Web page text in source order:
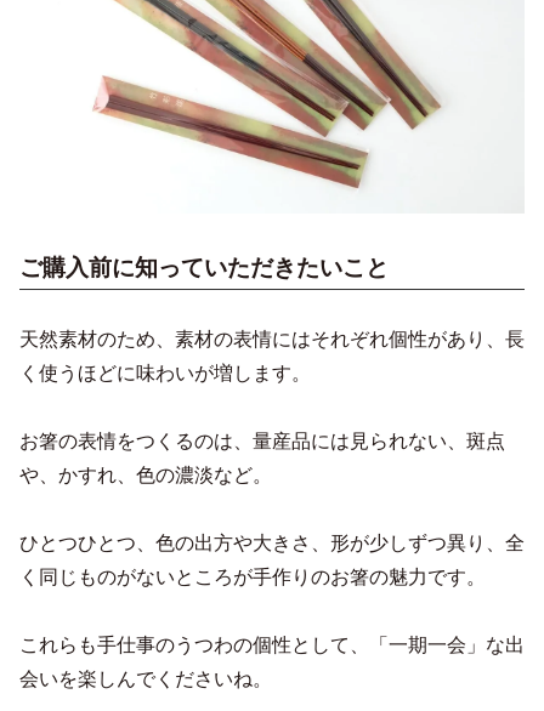
ご購入前に知っていただきたいこと
天然素材のため、素材の表情にはそれぞれ個性があり、長
く使うほどに味わいが増します。
お箸の表情をつくるのは、量産品には見られない、斑点
や、かすれ、色の濃淡など。
ひとつひとつ、色の出方や大きさ、形が少しずつ異り、全
く同じものがないところが手作りのお箸の魅力です。
これらも手仕事のうつわの個性として、「一期一会」な出
会いを楽しんでくださいね。